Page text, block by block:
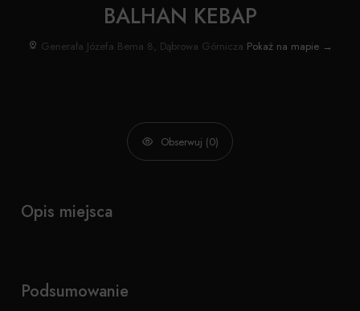
BALHAN KEBAP
Generała Józefa Bema 8, Dąbrowa Górnicza Pokaż na mapie →
Obserwuj (0)
Opis miejsca
Podsumowanie